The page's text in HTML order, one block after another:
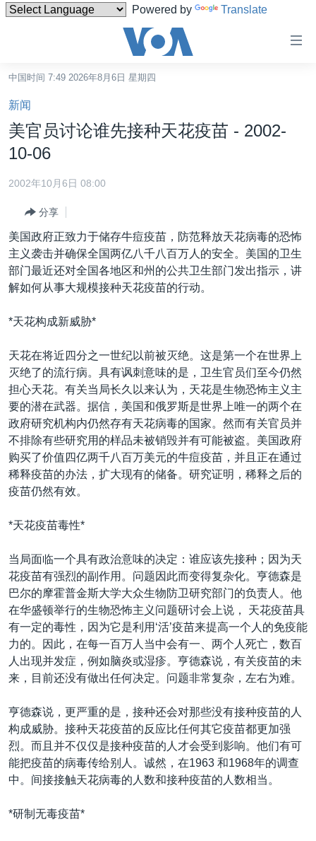
Powered by Translate
碍
链
接
跳
转
内
转
到
导
航
检
索
国际
最新国际新闻
印太
中东
欧洲
非洲
美洲
全球议题
分类新闻
经济·金融·贸易
人权·法律·宗教
科教·文娱·体健
军事
劳工
环境
美中关系
热点专题
白宫要闻
国会报道
美中关系
美国建国250周年
埃博拉疫情
美国之音专访
重要讲话与声明
台海两岸关系
南中国海争端
关注新疆
GEN Z 看美国
VOA视频
VOA今日焦点
中文广播
关注我们
中国时间 7:49 2026年8月6日 星期四
新闻
美官员讨论谁先接种天花疫苗 - 2002-
10-06
2002年10月6日 08:00
分享
美国政府正致力于储存牛痘疫苗，防范释放天花病毒的恐怖
主义袭击并确保全国两亿八千八百万人的安全。美国的卫生
部门最近还对全国各地区和州的公共卫生部门发出指示，讲
解如何从事大规模接种天花疫苗的行动。
*天花构成新威胁*
天花在将近四分之一世纪以前被灭绝。这是第一个在世界上
灭绝了的流行病。具有讽刺意味的是，卫生官员们至今仍然
担心天花。有关当局长久以来认为，天花是生物恐怖主义主
要的潜在武器。据信，美国和俄罗斯是世界上唯一的两个在
政府研究机构内仍然存有天花病毒的国家。然而有关官员并
不排除有些研究用的样品未被销毁并有可能被盗。美国政府
购买了价值四亿两千八百万美元的牛痘疫苗，并且正在通过
稀释疫苗的办法，扩大现有的储备。研究证明，稀释之后的
疫苗仍然有效。
*天花疫苗毒性*
当局面临一个具有政治意味的决定：谁应该先接种；因为天
花疫苗有强烈的副作用。问题因此而变得复杂化。亨德森是
巴尔的摩霍普金斯大学大众生物防卫研究部门的负责人。他
在华盛顿举行的生物恐怖主义问题研讨会上说， 天花疫苗具
有一定的毒性，因为它是利用‘活’疫苗来提高一个人的免疫能
力的。因此，在每一百万人当中会有一、两个人死亡，数百
人出现并发症，例如脑炎或湿疹。亨德森说，有关疫苗的未
来，目前还没有做出任何决定。问题非常复杂，左右为难。
亨德森说，更严重的是，接种还会对那些没有接种疫苗的人
构成威胁。接种天花疫苗的反应比任何其它疫苗都更加强
烈。而且并不仅仅是接种疫苗的人才会受到影响。他们有可
能把疫苗的病毒传给别人。诚然，在1963 和1968年的调查
中。间接接触天花病毒的人数和接种疫苗的人数相当。
*研制无毒疫苗*